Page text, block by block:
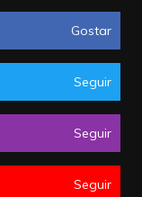
Gostar
Seguir
Seguir
Seguir